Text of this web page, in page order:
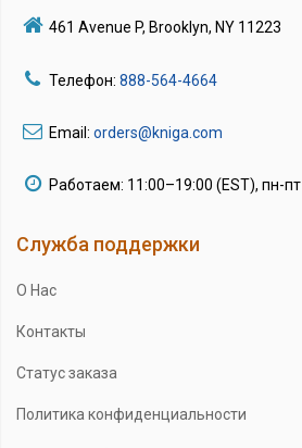
461 Avenue P, Brooklyn, NY 11223
Телефон: 888-564-4664
Email: orders@kniga.com
Работаем: 11:00–19:00 (EST), пн-пт
Служба поддержки
О Нас
Контакты
Статус заказа
Политика конфиденциальности